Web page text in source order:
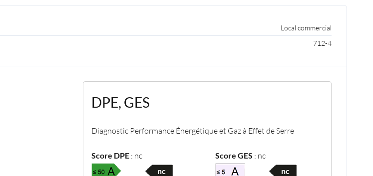
Local commercial
712-4
DPE, GES
Diagnostic Performance Énergétique et Gaz à Effet de Serre
Score DPE : nc
nc
Score GES : nc
nc